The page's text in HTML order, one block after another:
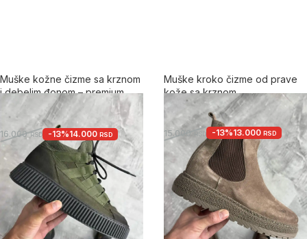
Muške kožne čizme sa krznom
i debelim đonom – premium
model
5.0
16.000RSD -13%14.000 RSD
+2
Muške kroko čizme od prave
kože sa krznom
5.0
15.000 RSD -13%13.000 RSD